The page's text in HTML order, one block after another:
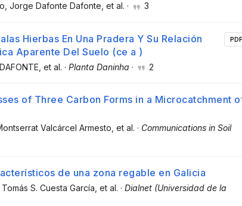
, Jorge Dafonte Dafonte , et al. · 3
Hierbas En Una Pradera Y Su Relación
Aparente Del Suelo (ce a )
, et al. · Planta Daninha · 2
PDF
of Three Carbon Forms in a Microcatchment
Valcárcel Armesto , et al. · Communications in Soil
de una zona regable en Galicia
, Tomás S. Cuesta García , et al. · Dialnet (Universidad de la